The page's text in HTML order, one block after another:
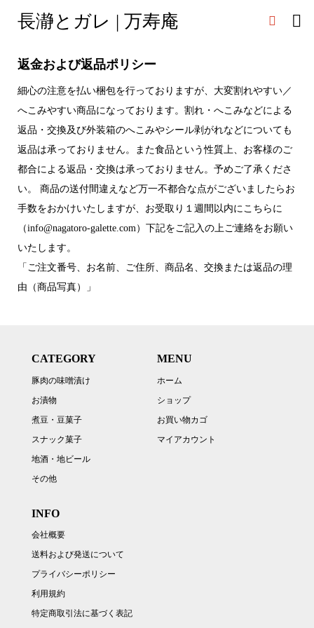
長瀞とガレ | 万寿庵 
返金および返品ポリシー
細心の注意を払い梱包を行っておりますが、大変割れやすい／
へこみやすい商品になっております。割れ・へこみなどによる
返品・交換及び外装箱のへこみやシール剥がれなどについても
返品は承っておりません。また食品という性質上、お客様のご
都合による返品・交換は承っておりません。予めご了承くださ
い。 商品の送付間違えなど万一不都合な点がございましたらお
手数をおかけいたしますが、お受取り１週間以内にこちらに
（info@nagatoro-galette.com）下記をご記入の上ご連絡をお願い
いたします。
「ご注文番号、お名前、ご住所、商品名、交換または返品の理
由（商品写真）」
CATEGORY
豚肉の味噌漬け
お漬物
煮豆・豆菓子
スナック菓子
地酒・地ビール
その他
MENU
ホーム
ショップ
お買い物カゴ
マイアカウント
INFO
会社概要
送料および発送について
プライバシーポリシー
利用規約
特定商取引法に基づく表記